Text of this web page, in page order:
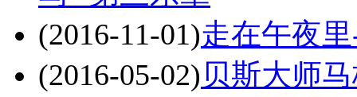
(2016-11-01)走在午夜
(2016-05-02)贝斯大师